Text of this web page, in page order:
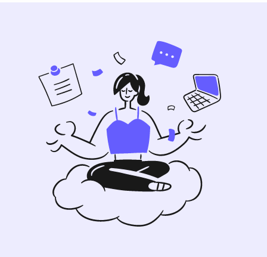
Zoom e o Microsoft Teams.